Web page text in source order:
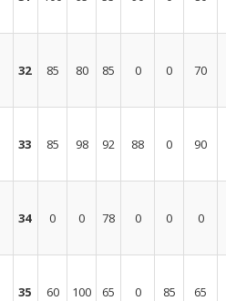
32
85 80 85 0 0 70
33
85 98 92 88 0 90
34 0 0 78 0 0 0
35
60 100 65 0 85 65